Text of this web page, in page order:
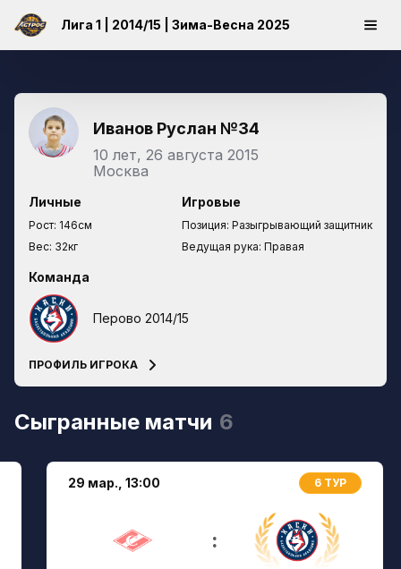
Лига 1 | 2014/15 | Зима-Весна 2025
Иванов Руслан №34
10 лет, 26 августа 2015
Москва
Личные
Рост: 146см
Вес: 32кг
Игровые
Позиция: Разыгрывающий защитник
Ведущая рука: Правая
Команда
Перово 2014/15
ПРОФИЛЬ ИГРОКА
Сыгранные матчи 6
29 мар., 13:00 6 ТУР
: